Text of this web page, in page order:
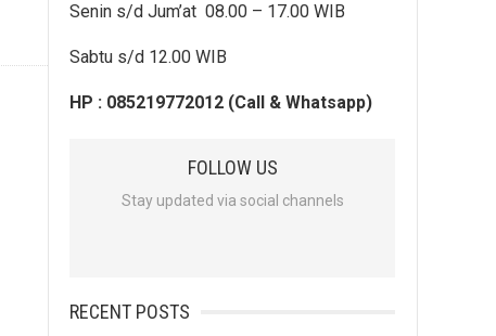
Senin s/d Jum’at 08.00 – 17.00 WIB
Sabtu s/d 12.00 WIB
HP : 085219772012 (Call & Whatsapp)
FOLLOW US
Stay updated via social channels
RECENT POSTS